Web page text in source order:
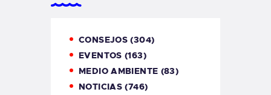
CONSEJOS (304)
EVENTOS (163)
MEDIO AMBIENTE (83)
NOTICIAS (746)